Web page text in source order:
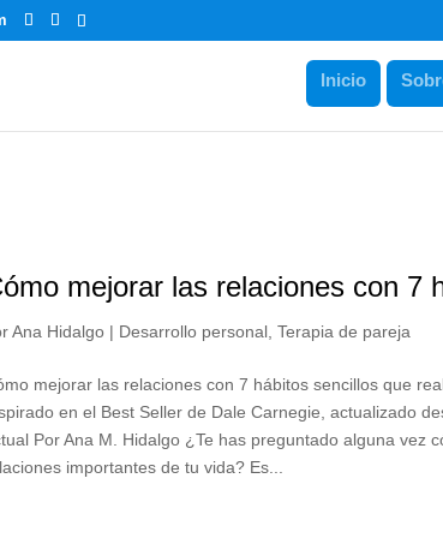
Inicio
mejorar las relaciones con 7
Ana Hidalgo | Desarrollo personal ,Terapia de pareja
mejorar las relaciones con 7 hábitos sencillos que
en el Best Seller de Dale Carnegie, actualizado
Por Ana M. Hidalgo ¿Te has preguntado alguna vez
importantes de tu vida? Es...